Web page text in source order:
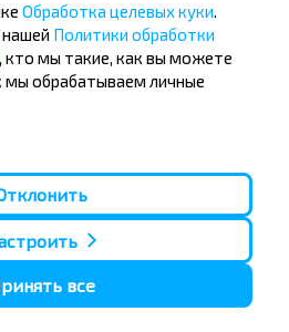
Минск - Барановичи
Обработка целевых куки.
Политики обработки
, кто мы такие, как вы можете
мы обрабатываем личные
все